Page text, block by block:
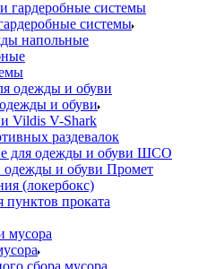
системы
напольные
и обуви
Vildis V-Shark
раздевалок
для одежды и обуви ШСО
и обуви Промет
(локербокс)
проката
сбора мусора